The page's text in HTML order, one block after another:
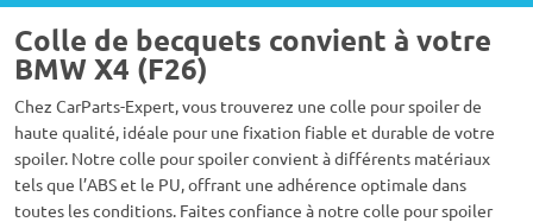
Colle de becquets convient à votre
BMW X4 (F26)
Chez CarParts-Expert, vous trouverez une colle pour spoiler de
haute qualité, idéale pour une fixation fiable et durable de votre
spoiler. Notre colle pour spoiler convient à différents matériaux
tels que l’ABS et le PU, offrant une adhérence optimale dans
toutes les conditions. Faites confiance à notre colle pour spoiler